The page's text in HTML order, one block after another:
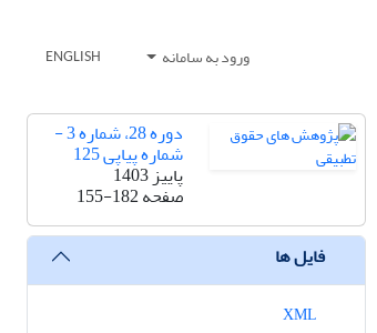
ورود به سامانه ENGLISH
دوره 28، شماره 3 -
شماره پیاپی 125
پاییز 1403
صفحه155-182
فایل ها